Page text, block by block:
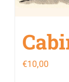
€10,00